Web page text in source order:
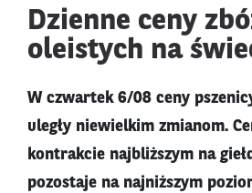
Dzienne ceny
oleistych na
W czwartek 6/08 ceny
uległy niewielkim zmianom.
kontrakcie najbliższym na
pozostaje na najniższym